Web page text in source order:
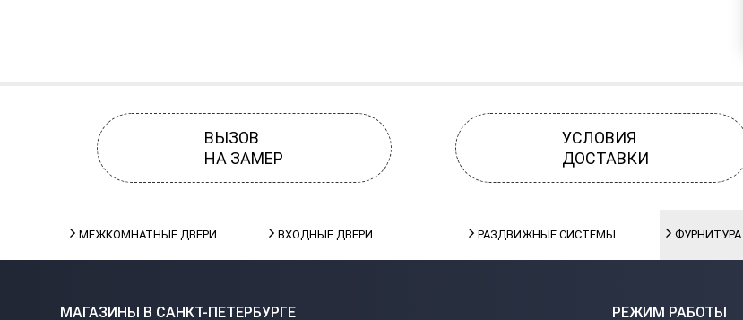
ВЫЗОВ
НА ЗАМЕР
УСЛОВИЯ
ДОСТАВКИ
МЕЖКОМНАТНЫЕ ДВЕРИ ВХОДНЫЕ ДВЕРИ РАЗДВИЖНЫЕ СИСТЕМЫ ФУРНИТУРА
МАГАЗИНЫ В САНКТ-ПЕТЕРБУРГЕ РЕЖИМ РАБОТЫ